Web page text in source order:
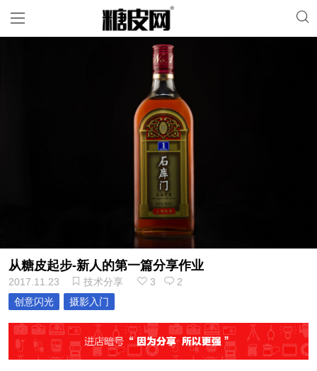
从糖皮起步-新人的第一篇分享作业
2017.11.23 技术分享 3
2
创意闪光
摄影入门